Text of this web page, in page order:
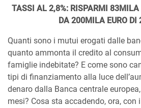
TASSI AL 2,8%: RISPARMI 83MILA
DA 200MILA EURO DI
Quanti sono i mutui erogati dalle
quanto ammonta il credito al
famiglie indebitate? E come sono
tipi di finanziamento alla luce
denaro dalla Banca centrale
mesi? Cosa sta accadendo, ora, con